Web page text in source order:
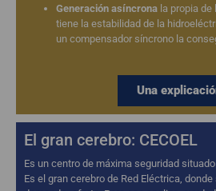
Generación asíncrona la propia
tiene la estabilidad de la
un compensador síncrono la
Una
El gran cerebro: CECOEL
Es un centro de máxima seguridad
Es el gran cerebro de Red Eléctrica,